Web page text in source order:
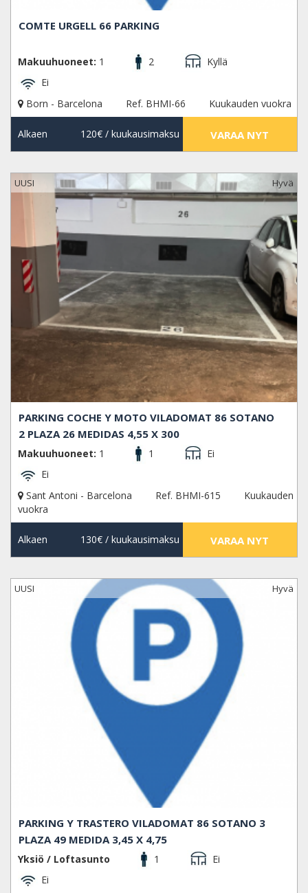
COMTE URGELL 66 PARKING
Makuuhuoneet: 1 2
Kyllä
Ei
Born - Barcelona
Ref. BHMI-66 Kuukauden vuokra
Alkaen 120€/ kuukausimaksu VARAA NYT
UUSI Hyvä
PARKING COCHE Y MOTO VILADOMAT 86 SOTANO
2 PLAZA 26 MEDIDAS 4,55 X 300
Makuuhuoneet: 1 1
Ei
Ei
Sant Antoni - Barcelona
Ref. BHMI-615
Kuukauden
vuokra
Alkaen 130€/ kuukausimaksu VARAA NYT
UUSI Hyvä
PARKING Y TRASTERO VILADOMAT 86 SOTANO 3
PLAZA 49 MEDIDA 3,45 X 4,75
Yksiö / Loftasunto 1
Ei
Ei